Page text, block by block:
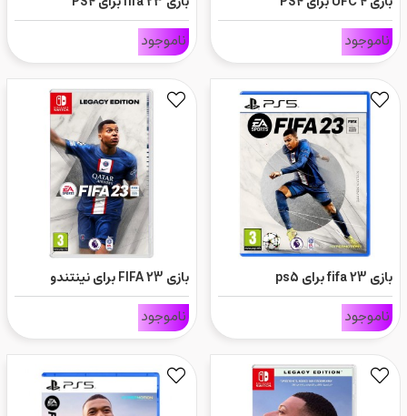
ناموجود ناموجود
بازی fifa 23 برای ps5
ناموجود
بازی FIFA 23 برای نینتندو
سوییچ
ناموجود